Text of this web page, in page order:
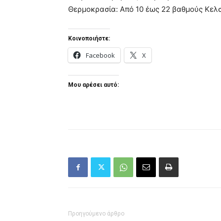
Θερμοκρασία: Από 10 έως 22 βαθμούς
Κοινοποιήστε:
Facebook X
Μου αρέσει αυτό:
Προηγούμενο άρθρο